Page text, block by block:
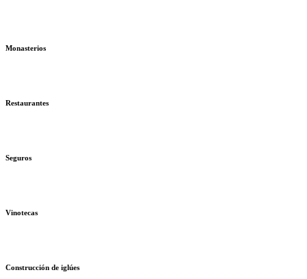
Monasterios
Restaurantes
Seguros
Vinotecas
Construcción de iglúes